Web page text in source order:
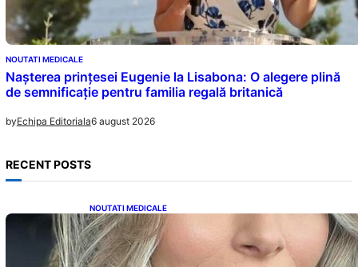
NOUTATI MEDICALE
Nașterea prințesei Eugenie la Lisabona: O alegere plină
de semnificație pentru familia regală britanică
byEchipa Editoriala6 august 2026
RECENT POSTS
NOUTATI MEDICALE
Laura Cosoi și Povestea Maternității: O
Călătorie Plină de Dragoste și Provocări